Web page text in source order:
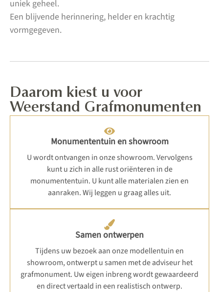
uniek geheel.
Een blijvende herinnering, helder en krachtig
vormgegeven.
Daarom kiest u voor
Weerstand Grafmonumenten
Monumententuin en showroom
U wordt ontvangen in onze showroom. Vervolgens
kunt u zich in alle rust oriënteren in de
monumententuin. U kunt alle materialen zien en
aanraken. Wij leggen u graag alles uit.
Samen ontwerpen
Tijdens uw bezoek aan onze modellentuin en
showroom, ontwerpt u samen met de adviseur het
grafmonument. Uw eigen inbreng wordt gewaardeerd
en direct vertaald in een realistisch ontwerp.